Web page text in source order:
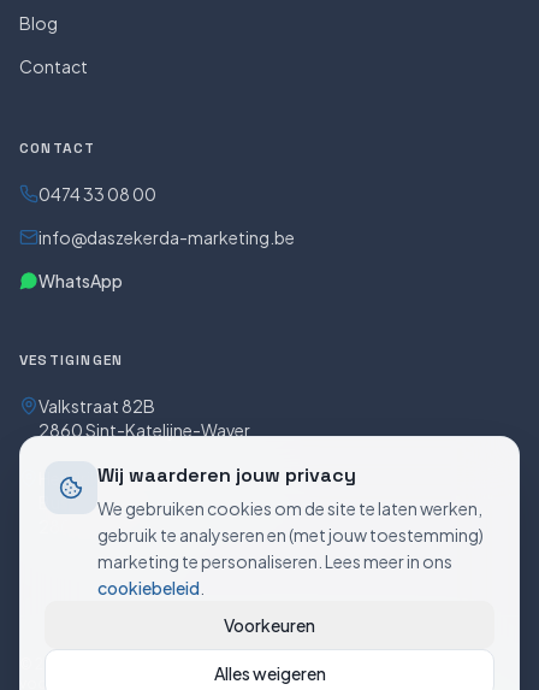
Blog
Contact
CONTACT
0474 33 08 00
info@daszekerda-marketing.be
WhatsApp
VESTIGINGEN
Valkstraat 82B
2860 Sint-Katelijne-Waver
Hendrik Consciencestraat 5
Bus 5/0301
2800 Mechelen
Daszekerda Marketing. BTW BE0773.621.718. Alle rechten
Wij waarderen jouw privacy
We gebruiken cookies om de site te laten werken,
gebruik te analyseren en (met jouw toestemming)
marketing te personaliseren. Lees meer in ons
cookiebeleid
Voorkeuren
Alles weigeren